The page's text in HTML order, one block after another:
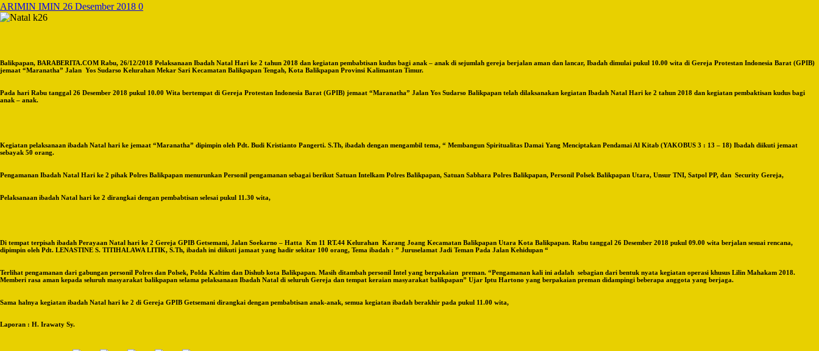
ARIMIN IMIN 26 Desember 2018 0
Balikpapan, BARABERITA.COM Rabu, 26/12/2018 Pelaksanaan Ibadah Natal Hari ke 2 tahun 2018 dan kegiatan pembabtisan kudus bagi anak – anak di sejumlah gereja berjalan aman dan lancar, Ibadah dimulai pukul 10.00 wita di Gereja Protestan Indonesia Barat (GPIB)
jemaat “Maranatha” Jalan Yos Sudarso Kelurahan Mekar Sari Kecamatan Balikpapan Tengah, Kota Balikpapan Provinsi Kalimantan Timur.
Pada hari Rabu tanggal 26 Desember 2018 pukul 10.00 Wita bertempat di Gereja Protestan Indonesia Barat (GPIB) jemaat “Maranatha” Jalan Yos Sudarso Balikpapan telah dilaksanakan kegiatan Ibadah Natal Hari ke 2 tahun 2018 dan kegiatan pembaktisan kudus bagi
anak – anak.
Kegiatan pelaksanaan ibadah Natal hari ke jemaat “Maranatha” dipimpin oleh Pdt. Budi Kristianto Pangerti. S.Th, ibadah dengan mengambil tema, “ Membangun Spiritualitas Damai Yang Menciptakan Pendamai Al Kitab (YAKOBUS 3 : 13 – 18) Ibadah diikuti jemaat
sebayak 50 orang.
Pengamanan Ibadah Natal Hari ke 2 pihak Polres Balikpapan menurunkan Personil pengamanan sebagai berikut Satuan Intelkam Polres Balikpapan, Satuan Sabhara Polres Balikpapan, Personil Polsek Balikpapan Utara, Unsur TNI, Satpol PP, dan Security Gereja,
Pelaksanaan ibadah Natal hari ke 2 dirangkai dengan pembabtisan selesai pukul 11.30 wita,
Di tempat terpisah ibadah Perayaan Natal hari ke 2 Gereja GPIB Getsemani, Jalan Soekarno – Hatta Km 11 RT.44 Kelurahan Karang Joang Kecamatan Balikpapan Utara Kota Balikpapan. Rabu tanggal 26 Desember 2018 pukul 09.00 wita berjalan sesuai rencana,
dipimpin oleh Pdt. LENASTINE S. TITIHALAWA LITIK, S.Th, ibadah ini diikuti jamaat yang hadir sekitar 100 orang, Tema ibadah : ” Juruselamat Jadi Teman Pada Jalan Kehidupan “
Terlihat pengamanan dari gabungan personil Polres dan Polsek, Polda Kaltim dan Dishub kota Balikpapan. Masih ditambah personil Intel yang berpakaian preman. “Pengamanan kali ini adalah sebagian dari bentuk nyata kegiatan operasi khusus Lilin Mahakam 2018.
Memberi rasa aman kepada seluruh masyarakat balikpapan selama pelaksanaan Ibadah Natal di seluruh Gereja dan tempat keraian masyarakat balikpapan” Ujar Iptu Hartono yang berpakaian preman didampingi beberapa anggota yang berjaga.
Sama halnya kegiatan ibadah Natal hari ke 2 di Gereja GPIB Getsemani dirangkai dengan pembabtisan anak-anak, semua kegiatan ibadah berakhir pada pukul 11.00 wita,
Laporan : H. Irawaty Sy.